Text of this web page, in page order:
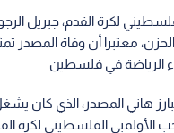
لكرة القدم، جبريل
معتبرا أن وفاة المصدر
الرياضة في فلسطين
هاني المصدر، الذي كان
الأولمبي الفلسطيني لكرة